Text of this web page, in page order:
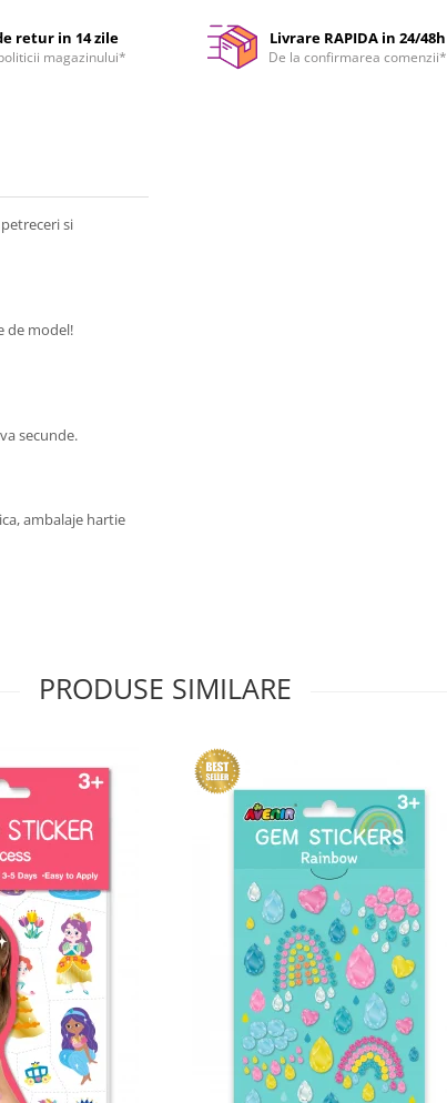
retur in 14 zile
magazinului*
Livrare RAPIDA in 24/48h
De la confirmarea comenzii*
si
de model!
secunde.
ambalaje hartie
PRODUSE SIMILARE